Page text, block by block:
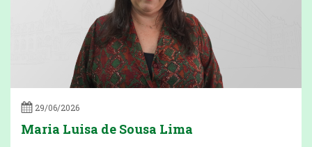
29/06/2026
Maria Luisa de Sousa Lima